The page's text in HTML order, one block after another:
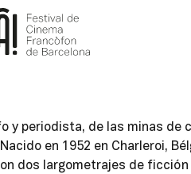
y periodista, de las minas de
en 1952 en Charleroi,
dos largometrajes de